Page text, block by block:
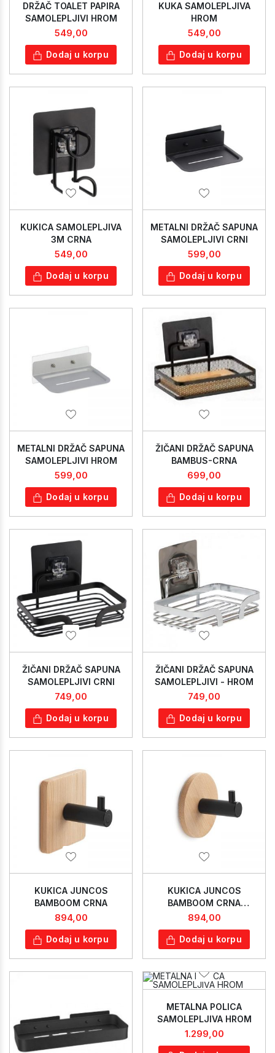
DRŽAČ TOALET PAPIRA
SAMOLEPLJIVI HROM
549,00
Dodaj u korpu
KUKA SAMOLEPLJIVA
HROM
549,00
Dodaj u korpu
KUKICA SAMOLEPLJIVA
3M CRNA
549,00
Dodaj u korpu
METALNI DRŽAČ SAPUNA
SAMOLEPLJIVI CRNI
599,00
Dodaj u korpu
METALNI DRŽAČ SAPUNA
SAMOLEPLJIVI HROM
599,00
Dodaj u korpu
ŽIČANI DRŽAČ SAPUNA
BAMBUS-CRNA
699,00
Dodaj u korpu
ŽIČANI DRŽAČ SAPUNA
SAMOLEPLJIVI CRNI
749,00
Dodaj u korpu
ŽIČANI DRŽAČ SAPUNA
SAMOLEPLJIVI - HROM
749,00
Dodaj u korpu
KUKICA JUNCOS
BAMBOOM CRNA
894,00
Dodaj u korpu
KUKICA JUNCOS
BAMBOOM CRNA
OKRUGLA
894,00
Dodaj u korpu
METALNA POLICA
SAMOLEPLJIVA HROM
1.299,00